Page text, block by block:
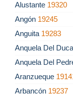
Alustante 19320
Angón 19245
Anguita 19283
Anquela Del
Anquela Del
Aranzueque
Arbancón 19237